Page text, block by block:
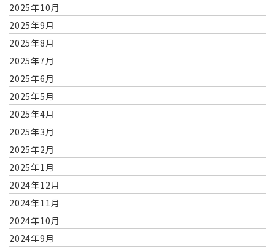
2025年10月
2025年9月
2025年8月
2025年7月
2025年6月
2025年5月
2025年4月
2025年3月
2025年2月
2025年1月
2024年12月
2024年11月
2024年10月
2024年9月